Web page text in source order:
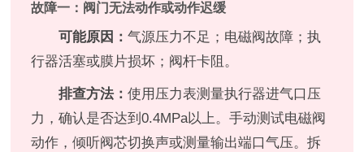
故障一：阀门无法动作或动作迟缓
可能原因：气源压力不足；电磁阀故障；执
行器活塞或膜片损坏；阀杆卡阻。
排查方法：使用压力表测量执行器进气口压
力，确认是否达到0.4MPa以上。手动测试电磁阀
动作，倾听阀芯切换声或测量输出端口气压。拆